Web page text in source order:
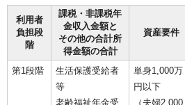
利用者
負担段
階
課税・非課税年
金収入金額と
その他の合計所
得金額の合計
資産要件
第1段階
生活保護受給者
等
老齢福祉年金受
単身1,000万
円以下
（夫婦2,000